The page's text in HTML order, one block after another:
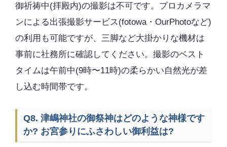
御祈祷中(拝殿内)の撮影は不可です。プロカメラマ
ンによる出張撮影サービス(fotowa・OurPhotoなど)
の利用も可能ですが、三脚など大掛かりな機材は
事前に社務所に確認してください。撮影のベスト
タイムは午前中(9時〜11時)の柔らかい自然光が差
し込む時間帯です。
Q8. 津嶋神社の御祭神はどのような神様です
か? お宮参りにふさわしい御利益は?